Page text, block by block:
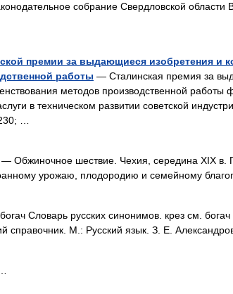
собрание Свердловской области
премии за выдающиеся изобретения и
работы — Сталинская премия за
методов производственной
в техническом развитии советской
…
— Обжиночное шествие. Чехия, середина XIX в.
урожаю, плодородию и семейному
Словарь русских синонимов. крез см.
справочник. М.: Русский язык. З. Е.